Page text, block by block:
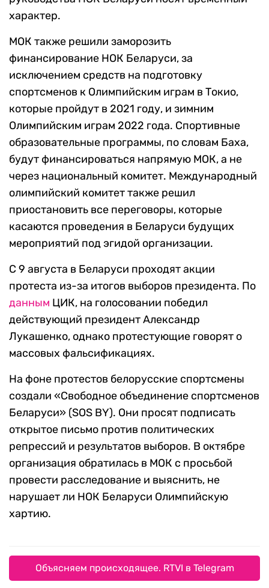
характер.
МОК также решили заморозить
финансирование НОК Беларуси, за
исключением средств на подготовку
спортсменов к Олимпийским играм в Токио,
которые пройдут в 2021 году, и зимним
Олимпийским играм 2022 года. Спортивные
образовательные программы, по словам Баха,
будут финансироваться напрямую МОК, а не
через национальный комитет. Международный
олимпийский комитет также решил
приостановить все переговоры, которые
касаются проведения в Беларуси будущих
мероприятий под эгидой организации.
С 9 августа в Беларуси проходят акции
протеста из-за итогов выборов президента. По
данным ЦИК, на голосовании победил
действующий президент Александр
Лукашенко, однако протестующие говорят о
массовых фальсификациях.
На фоне протестов белорусские спортсмены
создали «Свободное объединение спортсменов
Беларуси» (SOS BY). Они просят подписать
открытое письмо против политических
репрессий и результатов выборов. В октябре
организация обратилась в МОК с просьбой
провести расследование и выяснить, не
нарушает ли НОК Беларуси Олимпийскую
хартию.
Объясняем происходящее. RTVI в Telegram